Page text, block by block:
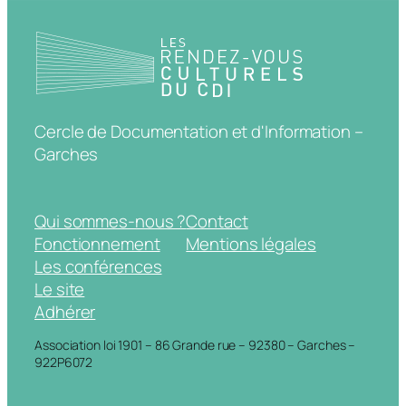
Cercle de Documentation et d'Information –
Garches
Qui sommes-nous ?
Fonctionnement
Les conférences
Le site
Adhérer
Contact
Mentions légales
Association loi 1901 – 86 Grande rue – 92380 – Garches –
922P6072